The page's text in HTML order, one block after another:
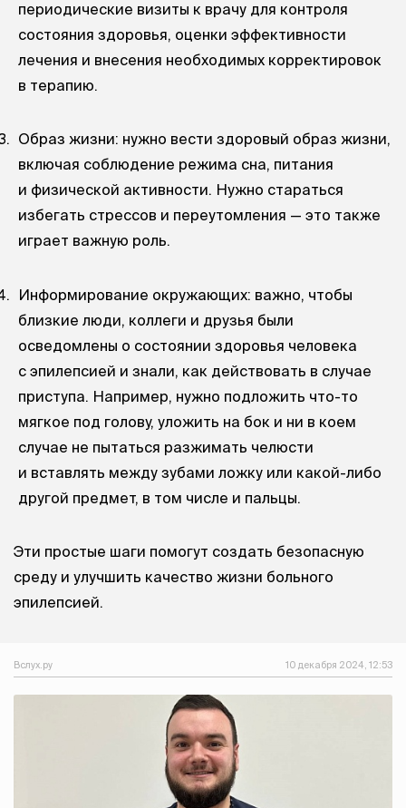
периодические визиты к врачу для контроля
состояния здоровья, оценки эффективности
лечения и внесения необходимых корректировок
в терапию.
Образ жизни: нужно вести здоровый образ жизни,
включая соблюдение режима сна, питания
и физической активности. Нужно стараться
избегать стрессов и переутомления — это также
играет важную роль.
Информирование окружающих: важно, чтобы
близкие люди, коллеги и друзья были
осведомлены о состоянии здоровья человека
с эпилепсией и знали, как действовать в случае
приступа. Например, нужно подложить что-то
мягкое под голову, уложить на бок и ни в коем
случае не пытаться разжимать челюсти
и вставлять между зубами ложку или какой-либо
другой предмет, в том числе и пальцы.
Эти простые шаги помогут создать безопасную
среду и улучшить качество жизни больного
эпилепсией.
Вслух.ру 10 декабря 2024, 12:53